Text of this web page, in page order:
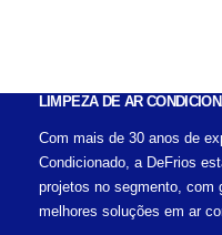
LIMPEZA DE AR
Com mais de 30 anos de
Condicionado, a DeFrios
projetos no segmento, com
melhores soluções em ar